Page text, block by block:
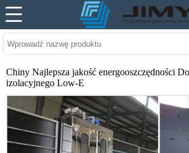
Chiny Najlepsza jakość energooszczędności
izolacyjnego Low-E